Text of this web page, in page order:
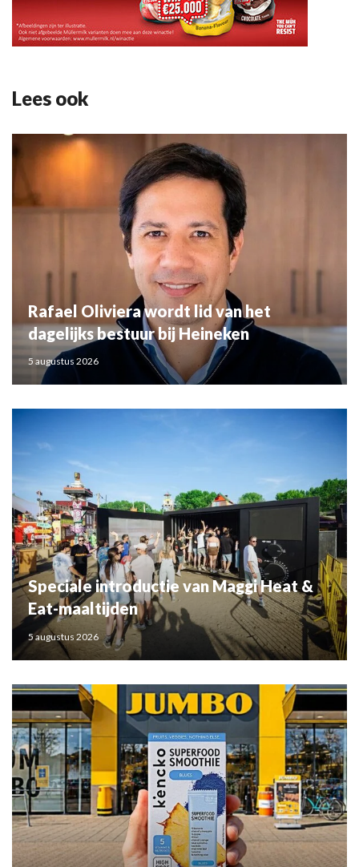
Lees ook
Rafael Oliviera wordt lid van het
dagelijks bestuur bij Heineken
5 augustus 2026
Speciale introductie van Maggi Heat &
Eat-maaltijden
5 augustus 2026